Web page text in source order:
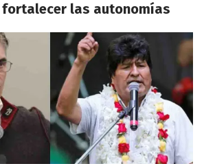
fortalecer las autonomías